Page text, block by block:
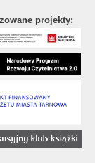
projekty: